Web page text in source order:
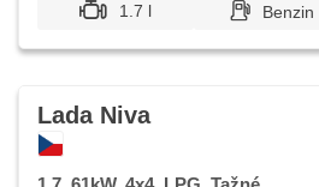
1.7 l
Benzin
Lada Niva